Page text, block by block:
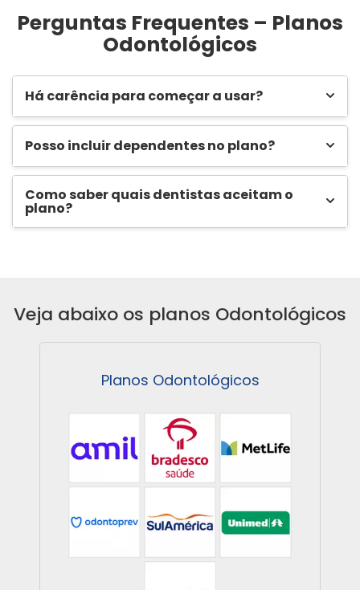
Perguntas Frequentes – Planos
Odontológicos
Há carência para começar a usar?
Posso incluir dependentes no plano?
Como saber quais dentistas aceitam o
plano?
Veja abaixo os planos Odontológicos
Planos Odontológicos